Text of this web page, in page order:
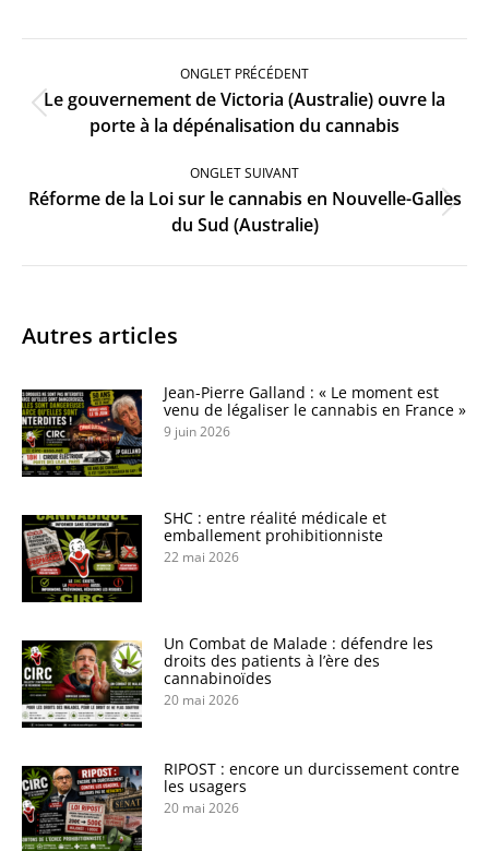
Navigation
ONGLET PRÉCÉDENT
Onglet
précédent
Le gouvernement de Victoria (Australie) ouvre la
porte à la dépénalisation du cannabis
ONGLET SUIVANT
Onglet
suivant
Réforme de la Loi sur le cannabis en Nouvelle-Galles
du Sud (Australie)
Autres articles
Jean-Pierre Galland : « Le moment est
venu de légaliser le cannabis en France »
9 juin 2026
SHC : entre réalité médicale et
emballement prohibitionniste
22 mai 2026
Un Combat de Malade : défendre les
droits des patients à l’ère des
cannabinoïdes
20 mai 2026
RIPOST : encore un durcissement contre
les usagers
20 mai 2026